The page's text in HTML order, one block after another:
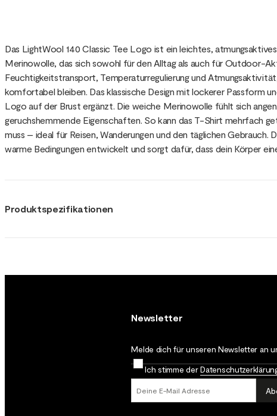
Das LightWool 140 Classic Tee Logo ist ein leichtes,
Merinowolle, das sich sowohl für den Alltag als auch für Outdoor-
Feuchtigkeitstransport, Temperaturregulierung und
komfortabel bleiben. Das klassische Design mit lockerer Passform
Logo auf der Brust ergänzt. Die weiche Merinowolle fühlt sich
geruchshemmende Eigenschaften. So kann das T-Shirt mehrfach
muss – ideal für Reisen, Wanderungen und den täglichen
warme Bedingungen entwickelt und sorgt dafür, dass dein Körper
Produktspezifikationen
Newsletter
Melde dich für unseren Newsletter an
Ich stimme der